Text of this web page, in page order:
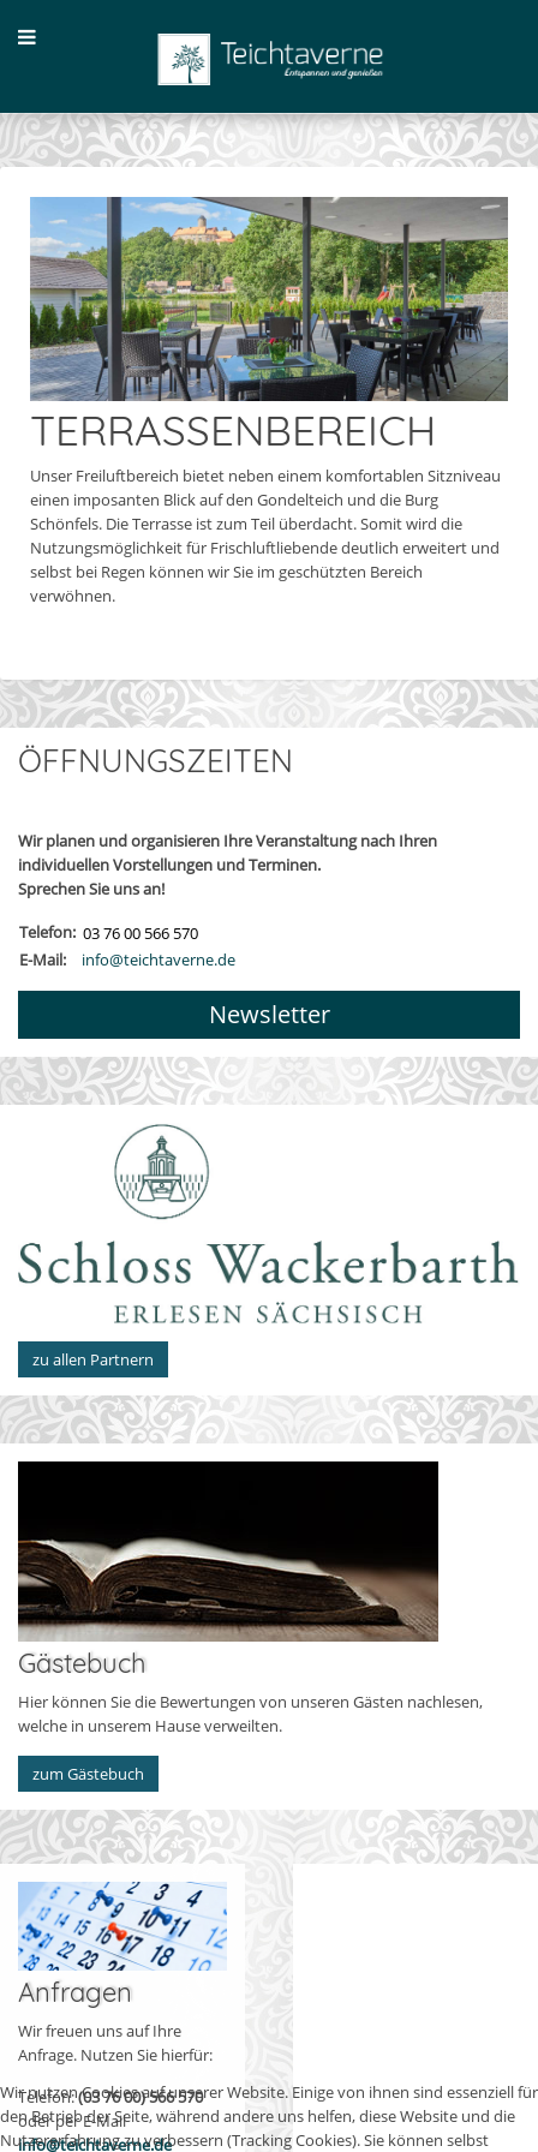
TERRASSENBEREICH
Unser Freiluftbereich bietet neben einem komfortablen Sitzniveau
einen imposanten Blick auf den Gondelteich und die Burg
Schönfels. Die Terrasse ist zum Teil überdacht. Somit wird die
Nutzungsmöglichkeit für Frischluftliebende deutlich erweitert und
selbst bei Regen können wir Sie im geschützten Bereich
verwöhnen.
ÖFFNUNGSZEITEN
Wir planen und organisieren Ihre Veranstaltung nach Ihren
individuellen Vorstellungen und Terminen.
Sprechen Sie uns an!
Telefon: 03 76 00 566 570
E-Mail:
info@teichtaverne.de
Newsletter
zu allen Partnern
Gästebuch
Hier können Sie die Bewertungen von unseren Gästen nachlesen,
welche in unserem Hause verweilten.
zum Gästebuch
Anfragen
Wir freuen uns auf Ihre
Anfrage. Nutzen Sie hierfür:
Telefon:(03 76 00) 566 570
oder per E-Mail
info@teichtaverne.de
Wir nutzen Cookies auf unserer Website. Einige von ihnen sind essenziell für
den Betrieb der Seite, während andere uns helfen, diese Website und die
Nutzererfahrung zu verbessern (Tracking Cookies). Sie können selbst